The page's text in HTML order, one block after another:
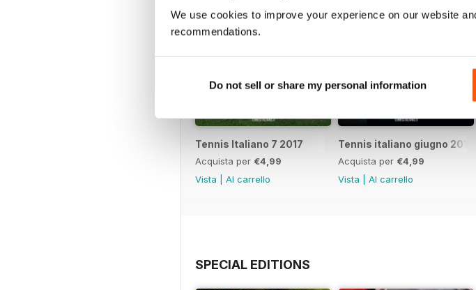
We use cookies to improve your experience on our website
recommendations.
Do not sell or share my personal information
Tennis Italiano 7 2017
Acquista per €4,99
Vista
Al carrello
Tennis italiano giugno 2017
Acquista per €4,99
Vista
Al carrello
SPECIAL EDITIONS